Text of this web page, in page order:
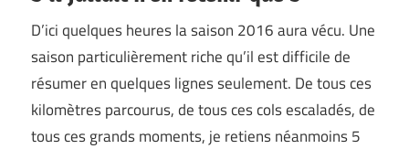
D’ici quelques heures la saison 2016 aura vécu. Une
saison particulièrement riche qu’il est difficile de
résumer en quelques lignes seulement. De tous ces
kilomètres parcourus, de tous ces cols escaladés, de
tous ces grands moments, je retiens néanmoins 5